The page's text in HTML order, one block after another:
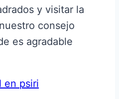
y visitar la
consejo
es agradable
en psiri